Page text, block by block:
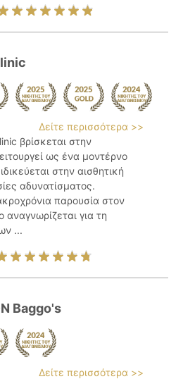
Δείτε περισσότερα >>
βρίσκεται στην
ως ένα μοντέρνο
στην αισθητική
αδυνατίσματος.
παρουσία στον
για τη
...
Baggo's
Δείτε περισσότερα >>